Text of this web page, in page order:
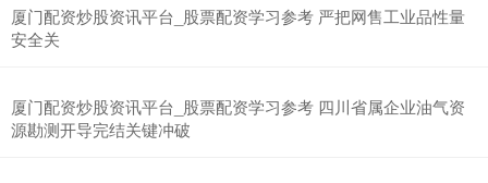
厦门配资炒股资讯平台_股票配资学习参考 严把网售工业品性量
安全关
厦门配资炒股资讯平台_股票配资学习参考 四川省属企业油气资
源勘测开导完结关键冲破